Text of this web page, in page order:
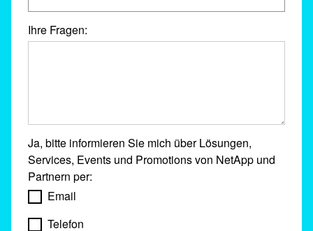
Ihre Fragen:
Ja, bitte informieren Sie mich über Lösungen,
Services, Events und Promotions von NetApp und
Partnern per:
Email
Telefon